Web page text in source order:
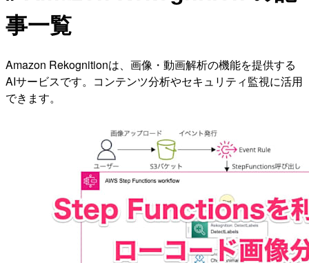
事一覧
Amazon Rekognitionは、画像・動画解析の機能を提供する
AIサービスです。コンテンツ分析やセキュリティ監視に活用
できます。